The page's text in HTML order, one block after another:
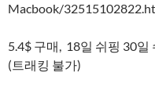
Macbook/
5.4$ 구매, 18일 쉬핑 30일
(트래킹 불가)